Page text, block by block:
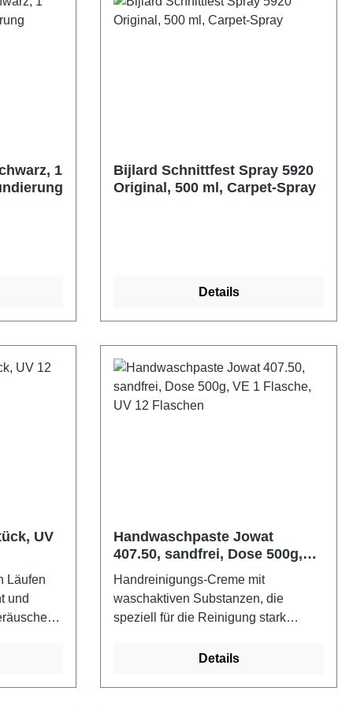
1
Bijlard Schnittfest Spray 5920
Original, 500 ml, Carpet-Spray
Details
UV
Läufen
und
Handwaschpaste Jowat
407.50, sandfrei, Dose 500g,
VE 1 Flasche, UV 12 Flaschen
Handreinigungs-Creme mit
waschaktiven Substanzen, die
speziell für die Reinigung stark
wurde. Eigenschaften/
Details